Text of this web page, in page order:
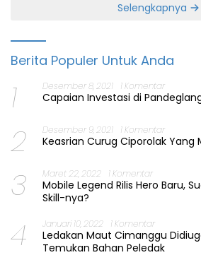
Selengkapnya
Berita Populer Untuk Anda
1 Desember 8, 2021 1 Komentar
Capaian Investasi di
2 Desember 9, 2021 1 Komentar
Keasrian Curug Ciporolak Yang
3 Maret 22, 2022 1 Komentar
Mobile Legend Rilis Hero Baru,
Skill-nya?
4 Januari 10, 2022 1 Komentar
Ledakan Maut Cimanggu
Temukan Bahan Peledak